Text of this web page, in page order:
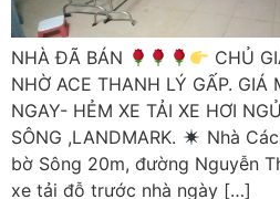
NHÀ ĐÃ BÁN
CHỦ
NHỜ ACE THANH LÝ GẤP. GIÁ
NGAY- HẺM XE TẢI XE HƠI
SÔNG ,LANDMARK.
Nhà
bờ Sông 20m, đường Nguyễn
xe tải đỗ trước nhà ngày […]